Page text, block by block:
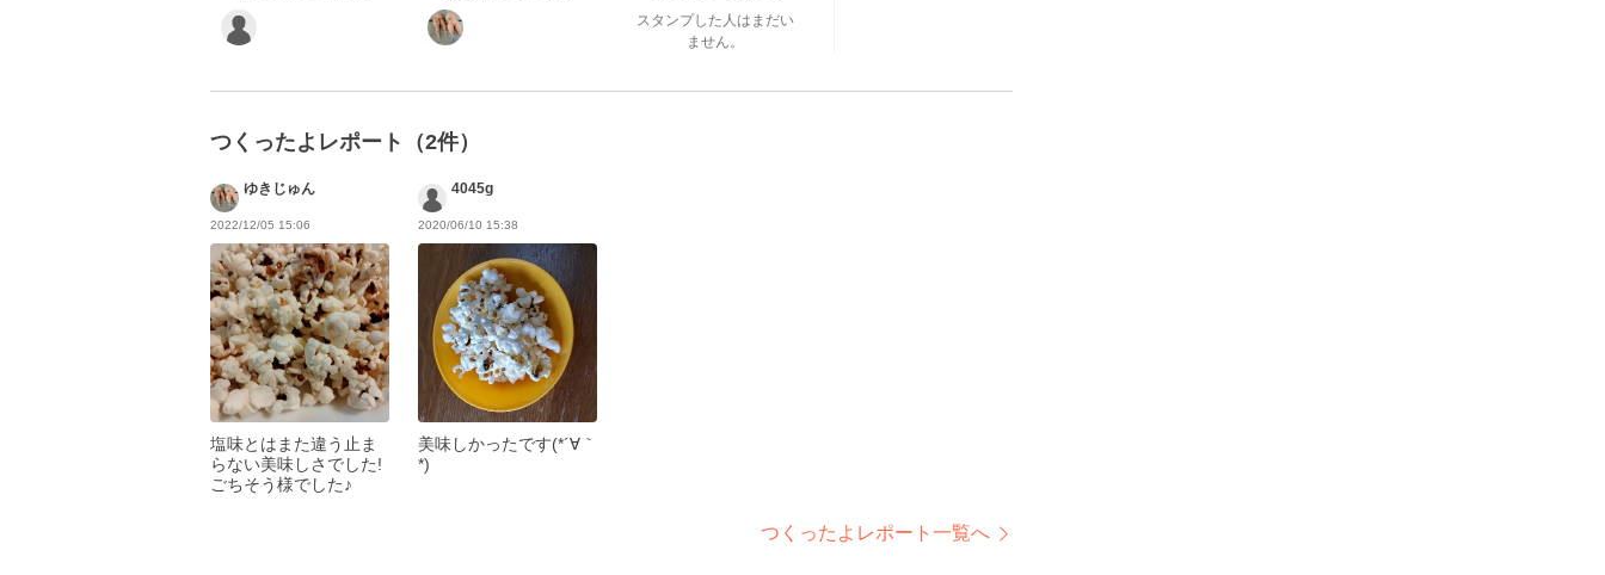
スタンプした人はまだい
ません。
つくったよレポート（2件）
ゆきじゅん
2022/12/05 15:06
塩味とはまた違う止ま
らない美味しさでした!
ごちそう様でした♪
4045g
2020/06/10 15:38
美味しかったです(*´∀｀
*)
つくったよレポート一覧へ